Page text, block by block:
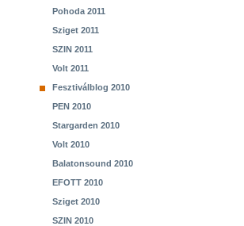
Pohoda 2011
Sziget 2011
SZIN 2011
Volt 2011
Fesztiválblog 2010
PEN 2010
Stargarden 2010
Volt 2010
Balatonsound 2010
EFOTT 2010
Sziget 2010
SZIN 2010